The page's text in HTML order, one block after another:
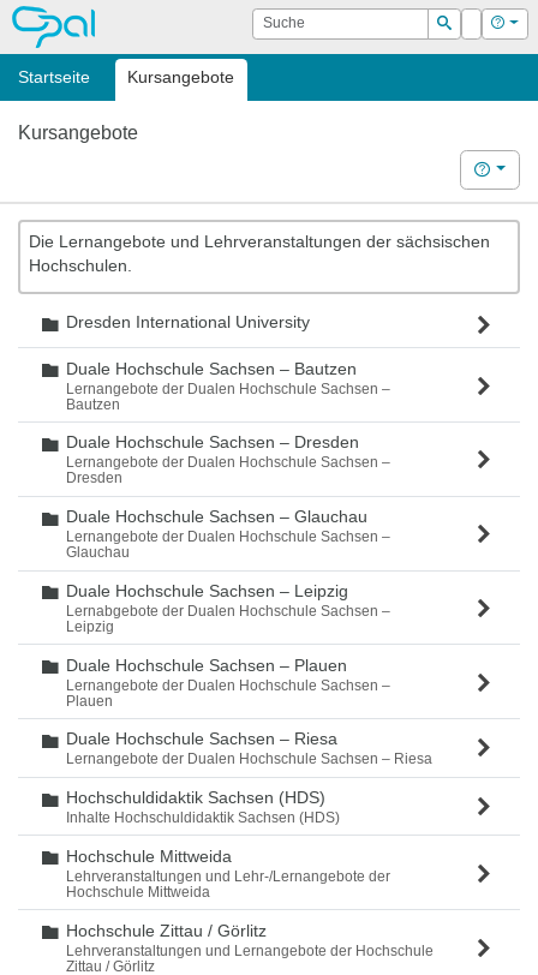
OPAL Suche
Suchen
Login Hilfe
Startseite Kursangebote
Kursangebote
Hilfe
Die Lernangebote und Lehrveranstaltungen der sächsischen
Hochschulen.
Ordner
Dresden International University
Ordner
Duale Hochschule Sachsen – Bautzen
Lernangebote der Dualen Hochschule Sachsen –
Bautzen
Ordner
Duale Hochschule Sachsen – Dresden
Lernangebote der Dualen Hochschule Sachsen –
Dresden
Ordner
Duale Hochschule Sachsen – Glauchau
Lernangebote der Dualen Hochschule Sachsen –
Glauchau
Ordner
Duale Hochschule Sachsen – Leipzig
Lernabgebote der Dualen Hochschule Sachsen –
Leipzig
Ordner
Duale Hochschule Sachsen – Plauen
Lernangebote der Dualen Hochschule Sachsen –
Plauen
Ordner
Duale Hochschule Sachsen – Riesa
Lernangebote der Dualen Hochschule Sachsen – Riesa
Ordner
Hochschuldidaktik Sachsen (HDS)
Inhalte Hochschuldidaktik Sachsen (HDS)
Ordner
Hochschule Mittweida
Lehrveranstaltungen und Lehr-/Lernangebote der
Hochschule Mittweida
Ordner
Hochschule Zittau / Görlitz
Lehrveranstaltungen und Lernangebote der Hochschule
Zittau / Görlitz